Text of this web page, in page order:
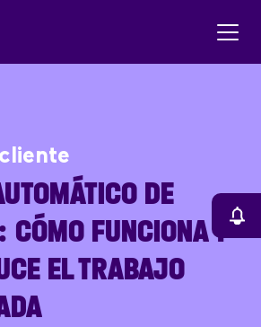
DE
FUNCIONA Y
EL TRABAJO